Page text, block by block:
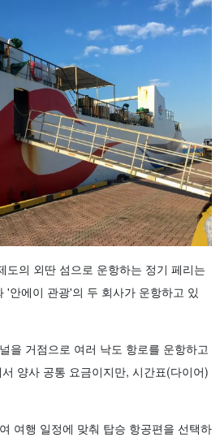
도의 외딴 섬으로 운항하는 정기 페리는
'안에이 관광'의 두 회사가 운항하고 있
을 거점으로 여러 낙도 항로를 운항하고
양사 공통 요금이지만, 시간표(다이어)
여행 일정에 맞춰 탑승 항공편을 선택하